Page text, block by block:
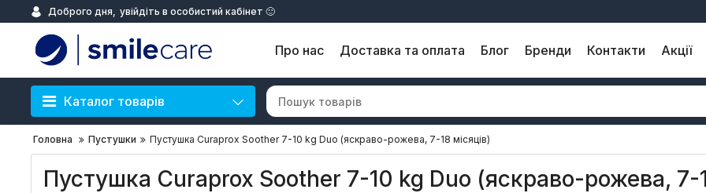
Доброго дня, увійдіть в особистий кабінет 🙂
Про нас Доставка та оплата Блог Бренди Контакти Акції
Каталог товарів
Головна Пустушки Пустушка Curaprox Soother 7-10 kg Duo (яскраво-рожева, 7-18 місяців)
Пустушка Curaprox Soother 7-10 kg Duo (яскраво-рожева, 7-